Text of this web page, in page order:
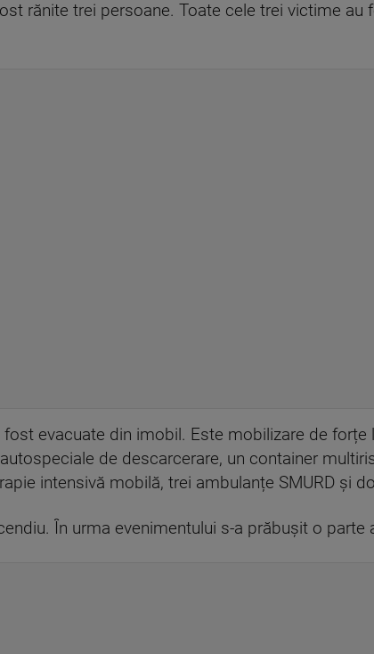
rănite trei persoane. Toate cele trei victime
evacuate din imobil. Este mobilizare de forțe
de descarcerare, un container
intensivă mobilă, trei ambulanțe SMURD și
În urma evenimentului s-a prăbușit o parte